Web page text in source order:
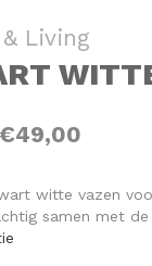
Living
witte vazen
samen met